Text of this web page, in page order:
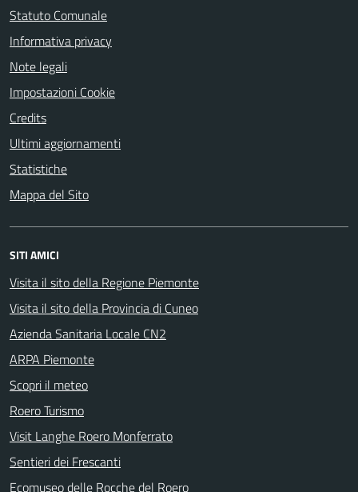
Statuto Comunale
Informativa privacy
Note legali
Impostazioni Cookie
Credits
Ultimi aggiornamenti
Statistiche
Mappa del Sito
SITI AMICI
Visita il sito della Regione Piemonte
Visita il sito della Provincia di Cuneo
Azienda Sanitaria Locale CN2
ARPA Piemonte
Scopri il meteo
Roero Turismo
Visit Langhe Roero Monferrato
Sentieri dei Frescanti
Ecomuseo delle Rocche del Roero